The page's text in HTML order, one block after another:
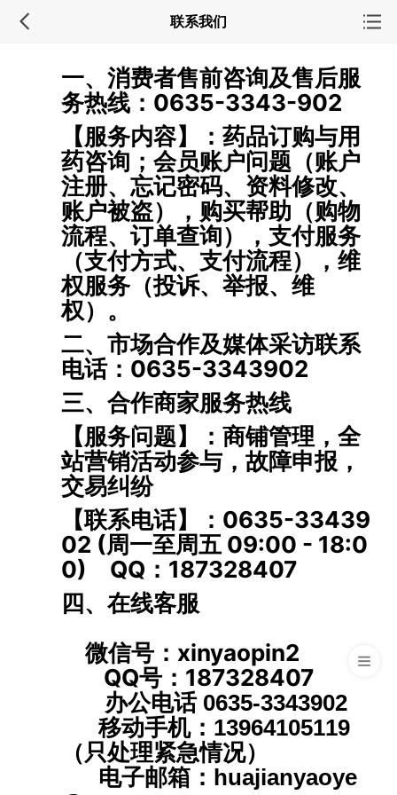
联系我们
一、消费者售前咨询及售后服
务热线：0635-3343-902
【服务内容】：药品订购与用
药咨询；会员账户问题（账户
注册、忘记密码、资料修改、
账户被盗），购买帮助（购物
流程、订单查询），支付服务
（支付方式、支付流程），维
权服务（投诉、举报、维
权）。
二、市场合作及媒体采访联系
电话：0635-3343902
三、合作商家服务热线
【服务问题】：商铺管理，全
站营销活动参与，故障申报，
交易纠纷
【联系电话】：0635-33439
02 (周一至周五 09:00 - 18:0
0) QQ：187328407
四、在线客服
微信号：xinyaopin2
QQ号：187328407
办公电话 0635-3343902
移动手机：13964105119
（只处理紧急情况）
电子邮箱：huajianyaoye